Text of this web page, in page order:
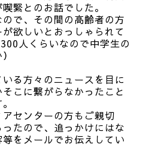
緊とのお話でした。
で、その間の高齢者の方
欲しいとおっしゃられて
人くらいなので中学生の
る方々のニュースを目に
こに繋がらなかったこと
センターの方もご親切
たので、追っかけにはな
をメールでお伝えしてい